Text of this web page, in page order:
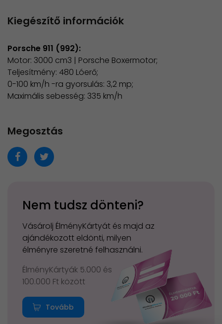
Kiegészítő információk
Porsche 911 (992):
Motor: 3000 cm3 | Porsche Boxermotor;
Teljesítmény: 480 Lóerő;
0-100 km/h -ra gyorsulás: 3,2 mp;
Maximális sebesség: 335 km/h​​
Megosztás
Nem tudsz dönteni?
Vásárolj ÉlményKártyát és majd az
ajándékozott eldönti, milyen
élményre szeretné felhasználni.
ÉlményKártyák 5.000 és
100.000 Ft között
Tovább